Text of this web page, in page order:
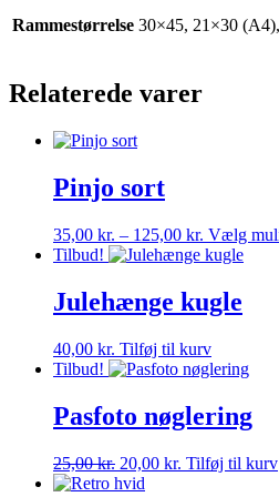
Rammestørrelse 30×45, 21×30
Relaterede varer
Pinjo sort
35,00 kr. – 125,00 kr.
35,00 kr.
125,00 kr.
Vælg
Tilbud!
Julehænge kugle
40,00 kr. Tilføj til kurv
Tilbud!
Pasfoto nøglering
25,00kr. Den
oprindelige
20,00 kr. Den
Tilføj til kurv